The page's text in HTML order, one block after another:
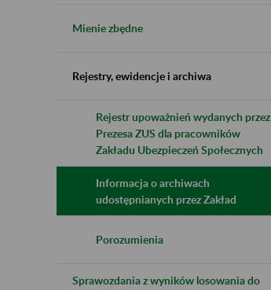
Mienie zbędne
Rejestry, ewidencje i archiwa
Rejestr upoważnień wydanych przez
Prezesa ZUS dla pracowników
Zakładu Ubezpieczeń Społecznych
Informacja o archiwach
udostępnianych przez Zakład
Porozumienia
Sprawozdania z wyników losowania do